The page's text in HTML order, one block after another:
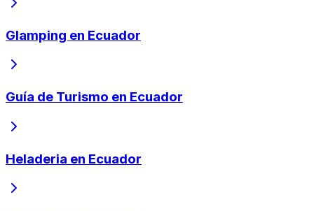
Glamping en Ecuador
Guía de Turismo en Ecuador
Heladeria en Ecuador